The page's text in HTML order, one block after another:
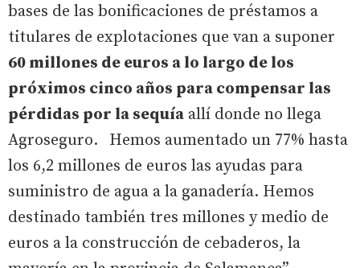
bases de las bonificaciones de préstamos a
titulares de explotaciones que van a suponer
60 millones de euros a lo largo de los
próximos cinco años para compensar las
pérdidas por la sequía allí donde no llega
Agroseguro.
Hemos aumentado un 77% hasta
los 6,2 millones de euros las ayudas para
suministro de agua a la ganadería. Hemos
destinado también tres millones y medio de
euros a la construcción de cebaderos, la